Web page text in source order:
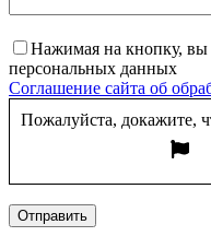
Нажимая на кнопку, вы
персональных данных
Соглашение сайта об
Пожалуйста, докажите,
Отправить